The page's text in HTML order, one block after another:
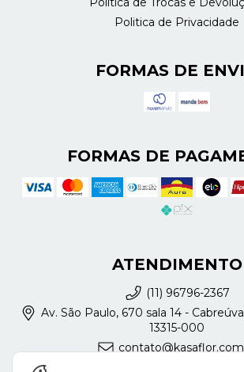
Politica de Privacidade
FORMAS DE
FORMAS DE
ATENDIMENTO
(11) 96796-2367
Av. São Paulo, 670 sala 14 -
13315-000